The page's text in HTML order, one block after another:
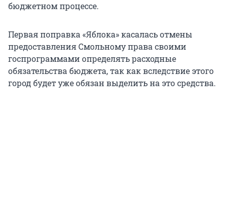
бюджетном процессе.
Первая поправка «Яблока» касалась отмены
предоставления Смольному права своими
госпрограммами определять расходные
обязательства бюджета, так как вследствие этого
город будет уже обязан выделить на это средства.